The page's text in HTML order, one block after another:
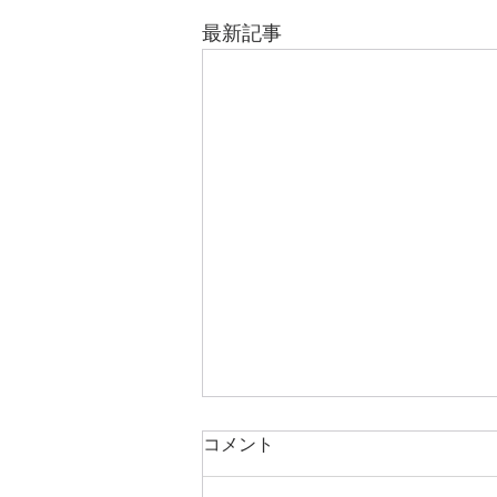
最新記事
コメント